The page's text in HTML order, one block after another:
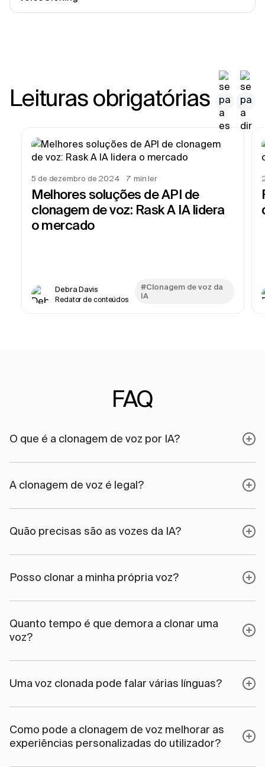
Leituras obrigatórias
5 de dezembro de 2024 7 min ler
Melhores soluções de API de
clonagem de voz: Rask A IA lidera
o mercado
Debra Davis
Redator de conteúdos
#Clonagem de voz da
IA
FAQ
O que é a clonagem de voz por IA?
A clonagem de voz é legal?
Quão precisas são as vozes da IA?
Posso clonar a minha própria voz?
Quanto tempo é que demora a clonar uma
voz?
Uma voz clonada pode falar várias línguas?
Como pode a clonagem de voz melhorar as
experiências personalizadas do utilizador?